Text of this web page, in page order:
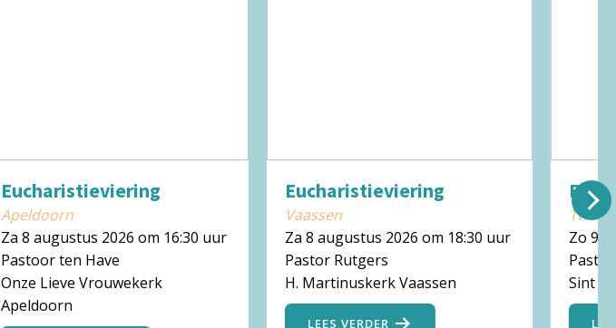
Eucharistieviering
Apeldoorn
Za 8 augustus 2026 om 16:30 uur
Pastoor ten Have
Onze Lieve Vrouwekerk
Apeldoorn
Eucharistieviering
Vaassen
Za 8 augustus 2026 om 18:30 uur
Pastor Rutgers
H. Martinuskerk Vaassen
LEES VERDER
Twello
Zo 9
Sint